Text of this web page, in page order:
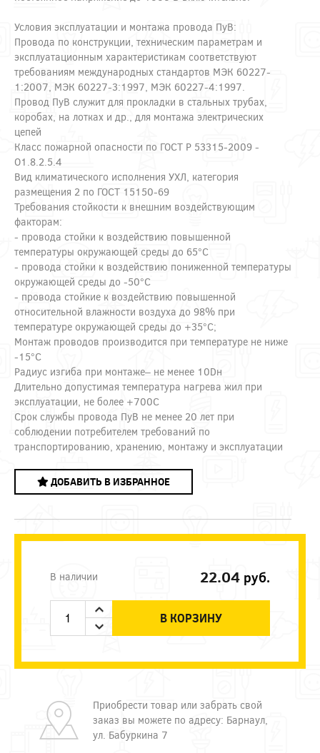
Условия эксплуатации и монтажа провода ПуВ:
Провода по конструкции, техническим параметрам и
эксплуатационным характеристикам соответствуют
требованиям международных стандартов МЭК 60227-
1:2007, МЭК 60227-3:1997, МЭК 60227-4:1997.
Провод ПуВ служит для прокладки в стальных трубах,
коробах, на лотках и др., для монтажа электрических
цепей
Класс пожарной опасности по ГОСТ Р 53315-2009 -
О1.8.2.5.4
Вид климатического исполнения УХЛ, категория
размещения 2 по ГОСТ 15150-69
Требования стойкости к внешним воздействующим
факторам:
- провода стойки к воздействию повышенной
температуры окружающей среды до 65°С
- провода стойки к воздействию пониженной температуры
окружающей среды до -50°С
- провода стойкие к воздействию повышенной
относительной влажности воздуха до 98% при
температуре окружающей среды до +35°С;
Монтаж проводов производится при температуре не ниже
-15°С
Радиус изгиба при монтаже– не менее 10Dн
Длительно допустимая температура нагрева жил при
эксплуатации, не более +700С
Срок службы провода ПуВ не менее 20 лет при
соблюдении потребителем требований по
транспортированию, хранению, монтажу и эксплуатации
ДОБАВИТЬ В ИЗБРАННОЕ
В наличии 22.04 руб.
В КОРЗИНУ
Приобрести товар или забрать свой
заказ вы можете по адресу: Барнаул,
ул. Бабуркина 7